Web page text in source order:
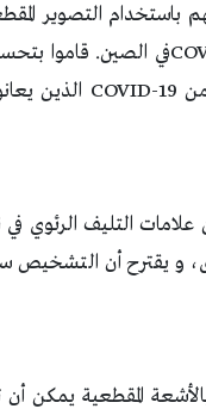
باستخدام التصوير
في الصين. قاموا
COVID-19 الذين
التليف الرئوي في
و يقترح أن التشخيص
بالأشعة المقطعية يمكن